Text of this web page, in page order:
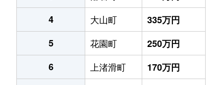
4
大山町
335万円
5
花園町
250万円
6
上渚滑町
170万円